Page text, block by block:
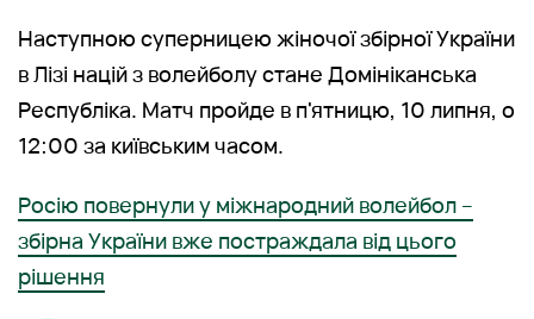
Наступною суперницею жіночої збірної України
в Лізі націй з волейболу стане Домініканська
Республіка. Матч пройде в п'ятницю, 10 липня, о
12:00 за київським часом.
Росію повернули у міжнародний волейбол –
збірна України вже постраждала від цього
рішення